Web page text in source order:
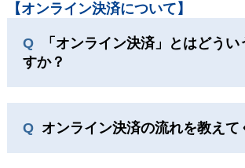
【オンライン決済について】
「オンライン決済」とはどう
すか？
オンライン決済の流れを教えて